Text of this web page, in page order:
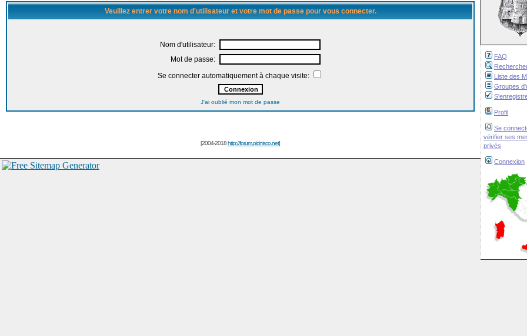
FAQ
Liste des
Groupes
Profil
Se
vérifier ses
privés
Connexion
Veuillez entrer votre nom d'utilisateur et votre mot de passe pour vous connecter.
Nom d'utilisateur:
Mot de passe:
Se connecter automatiquement à chaque visite:
J'ai oublié mon mot de passe
[2004-2018http://forum.picinisco.net]